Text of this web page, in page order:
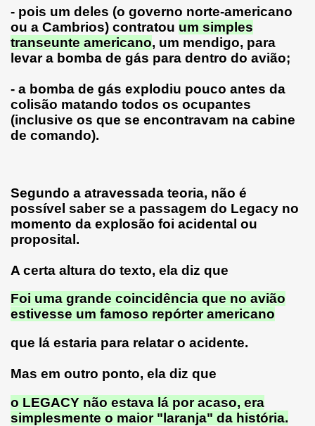
- pois um deles (o governo norte-americano
ou a Cambrios) contratou um simples
transeunte americano, um mendigo, para
levar a bomba de gás para dentro do avião;
- a bomba de gás explodiu pouco antes da
colisão matando todos os ocupantes
(inclusive os que se encontravam na cabine
de comando).
Segundo a atravessada teoria, não é
possível saber se a passagem do Legacy no
momento da explosão foi acidental ou
proposital.
A certa altura do texto, ela diz que
Foi uma grande coincidência que no avião
estivesse um famoso repórter americano
que lá estaria para relatar o acidente.
Mas em outro ponto, ela diz que
o LEGACY não estava lá por acaso, era
simplesmente o maior "laranja" da história.